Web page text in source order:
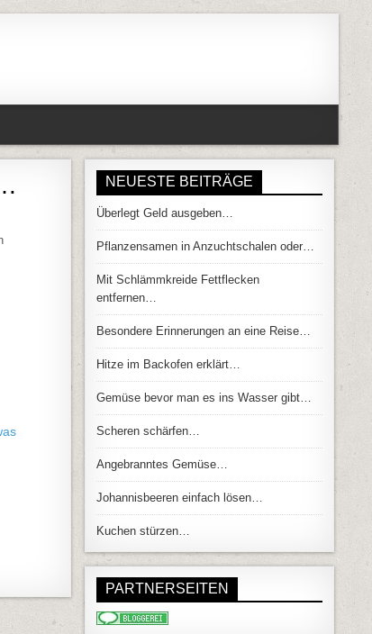
ENTFERNEN…
NEUESTE BEITRÄGE
Überlegt Geld ausgeben…
Pflanzensamen in Anzuchtschalen oder…
Mit Schlämmkreide Fettflecken
entfernen…
Besondere Erinnerungen an eine Reise…
Hitze im Backofen erklärt…
Gemüse bevor man es ins Wasser gibt…
Scheren schärfen…
Angebranntes Gemüse…
Johannisbeeren einfach lösen…
Kuchen stürzen…
PARTNERSEITEN